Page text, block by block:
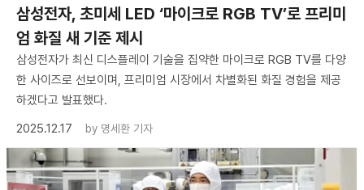
삼성전자, 초미세 LED ‘마이크로 RGB TV’로 프리미
엄 화질 새 기준 제시
삼성전자가 최신 디스플레이 기술을 집약한 마이크로 RGB TV를 다양
한 사이즈로 선보이며, 프리미엄 시장에서 차별화된 화질 경험을 제공
하겠다고 발표했다.
2025.12.17
by 명세환 기자